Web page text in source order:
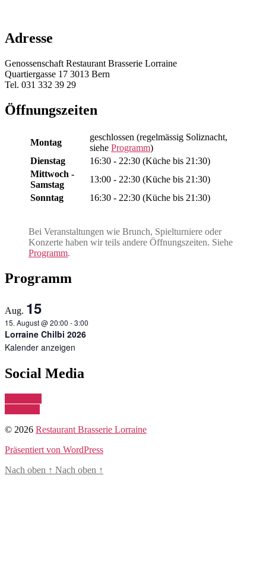
Adresse
Genossenschaft Restaurant Brasserie Lorraine
Quartiergasse 17 3013 Bern
Tel. 031 332 39 29
Öffnungszeiten
Montag
geschlossen (regelmässig Soliznacht,
siehe Programm)
Dienstag
16:30 - 22:30 (Küche bis 21:30)
Mittwoch -
Samstag
13:00 - 22:30 (Küche bis 21:30)
Sonntag
16:30 - 22:30 (Küche bis 21:30)
Bei Veranstaltungen wie Brunch, Spielturniere oder
Konzerte haben wir teils andere Öffnungszeiten. Siehe
Programm.
Programm
Aug. 15
15. August @ 20:00 -3:00
Lorraine Chilbi 2026
Kalender anzeigen
Social Media
© 2026 Restaurant Brasserie Lorraine
Präsentiert von WordPress
Nach oben ↑ Nach oben ↑